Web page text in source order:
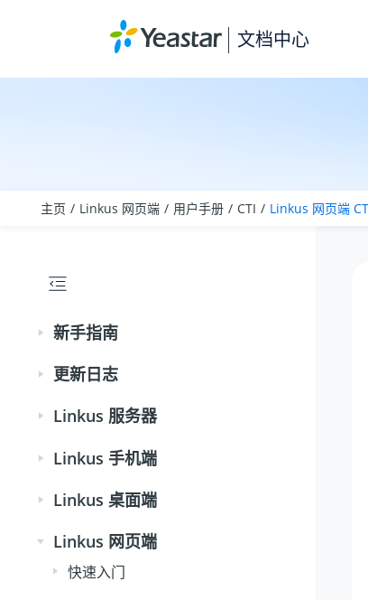
文档中心
主页 Linkus 网页端 用户手册 CTI Linkus 网页端
新手指南
更新日志
Linkus 服务器
Linkus 手机端
Linkus 桌面端
Linkus 网页端
快速入门